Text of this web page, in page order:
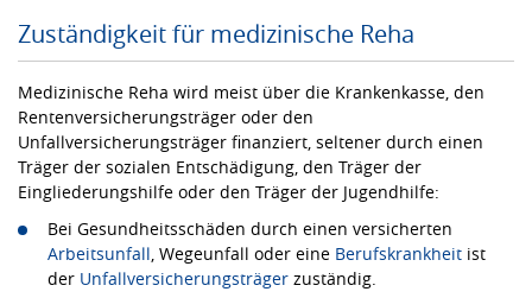
Zuständigkeit für medizinische Reha
Medizinische Reha wird meist über die Krankenkasse, den
Rentenversicherungsträger oder den
Unfallversicherungsträger finanziert, seltener durch einen
Träger der sozialen Entschädigung, den Träger der
Eingliederungshilfe oder den Träger der Jugendhilfe:
Bei Gesundheitsschäden durch einen versicherten
Arbeitsunfall , Wegeunfall oder eine Berufskrankheit ist
der Unfallversicherungsträger zuständig.